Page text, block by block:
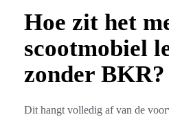
Hoe zit het
scootmobiel
zonder BKR?
Dit hangt volledig af van de